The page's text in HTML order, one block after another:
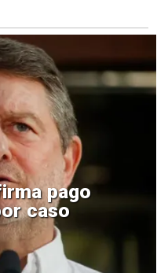
Norte